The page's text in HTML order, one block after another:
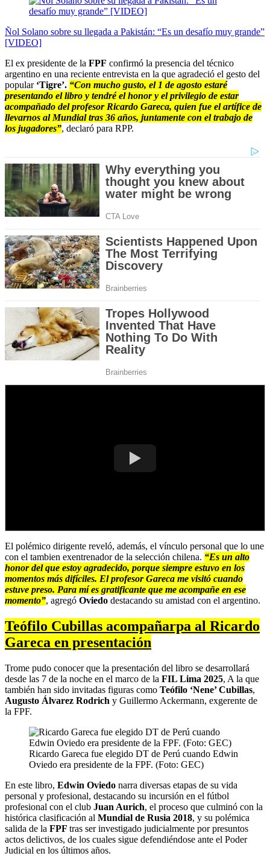
Ñol Solano sobre su llegada a Pakistán: “Es un desafío muy grande”
[VIDEO]
El ex presidente de la FPF confirmó la presencia del técnico
argentino en una reciente entrevista en la que agradeció el gesto del
popular ‘Tigre’. “Con mucho gusto, el 1 de agosto estaré
presentando el libro y tendré el honor y el privilegio de estar
acompañado del profesor Ricardo Gareca, quien fue el artífice de
llevarnos al Mundial tras 36 años, juntamente con el trabajo de
los jugadores”, declaró para RPP.
El polémico dirigente reveló, además, el vínculo personal que lo une
con el tambien exentrenador de la selección chilena. “Es un alto
honor del que estoy agradecido, porque siempre estuvo en los
momentos más difíciles. El profesor Gareca me visitó cuando
estuve preso. Para mí es gratificante que me acompañe en ese
momento”, agregó Oviedo destacando su amistad con el argentino.
Teófilo Cubillas acompañarpa al Ricardo
Gareca en presentación
Trome pudo conocer que la presentación del libro se desarrollará
desde las 7 de la noche en el marco de la FIL Lima 2025, A la que
también han sido invitadas figuras como Teófilo ‘Nene’ Cubillas,
Augusto Álvarez Rodrich y Guillermo Ackermann, exgerente de
la FPF.
Ricardo Gareca fue elegido DT de Perú cuando Edwin
Oviedo era presidente de la FPF. (Foto: GEC)
En este libro, Edwin Oviedo narra diversas etapas de su vida
personal y profesional, destacando su incursión en el fútbol
profesional con el club Juan Aurich, el proceso que culminó con la
histórica clasificación al Mundial de Rusia 2018, y su polémica
salida de la FPF tras ser investigado judicialmente por presuntos
actos delictivos, de los cuales sigue defendiéndose ante el Poder
Judicial en los últimos años.